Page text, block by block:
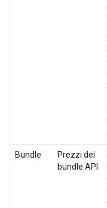
Bundle
Prezzi dei
bundle API